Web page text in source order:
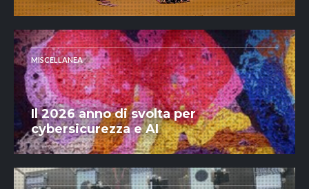
MISCELLANEA
Il 2026 anno di svolta per
cybersicurezza e AI